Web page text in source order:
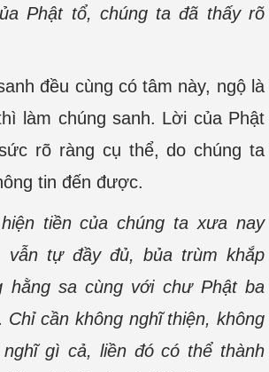
Phật tổ, chúng ta đã thấy rõ
đều cùng có tâm này, ngộ là
làm chúng sanh. Lời của Phật
rõ ràng cụ thể, do chúng ta
tin đến được.
tiền của chúng ta xưa nay
vẫn tự đầy đủ, bủa trùm khắp
hằng sa cùng với chư Phật ba
Chỉ cần không nghĩ thiện, không
gì cả, liền đó có thể thành